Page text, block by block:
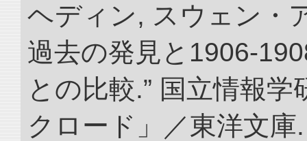
ヘディン, スウェン・
過去の発見と1906-
との比較.” 国立情報
クロード」／東洋文